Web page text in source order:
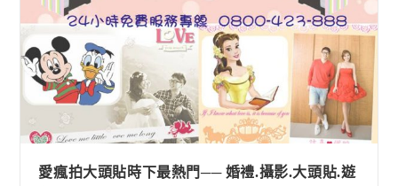
愛瘋拍大頭貼時下最熱門── 婚禮.攝影.大頭貼.遊